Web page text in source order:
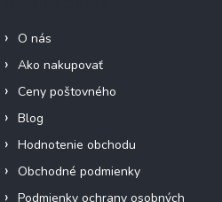
O nás
Ako nakupovať
Ceny poštovného
Blog
Hodnotenie obchodu
Obchodné podmienky
Podmienky ochrany osobných